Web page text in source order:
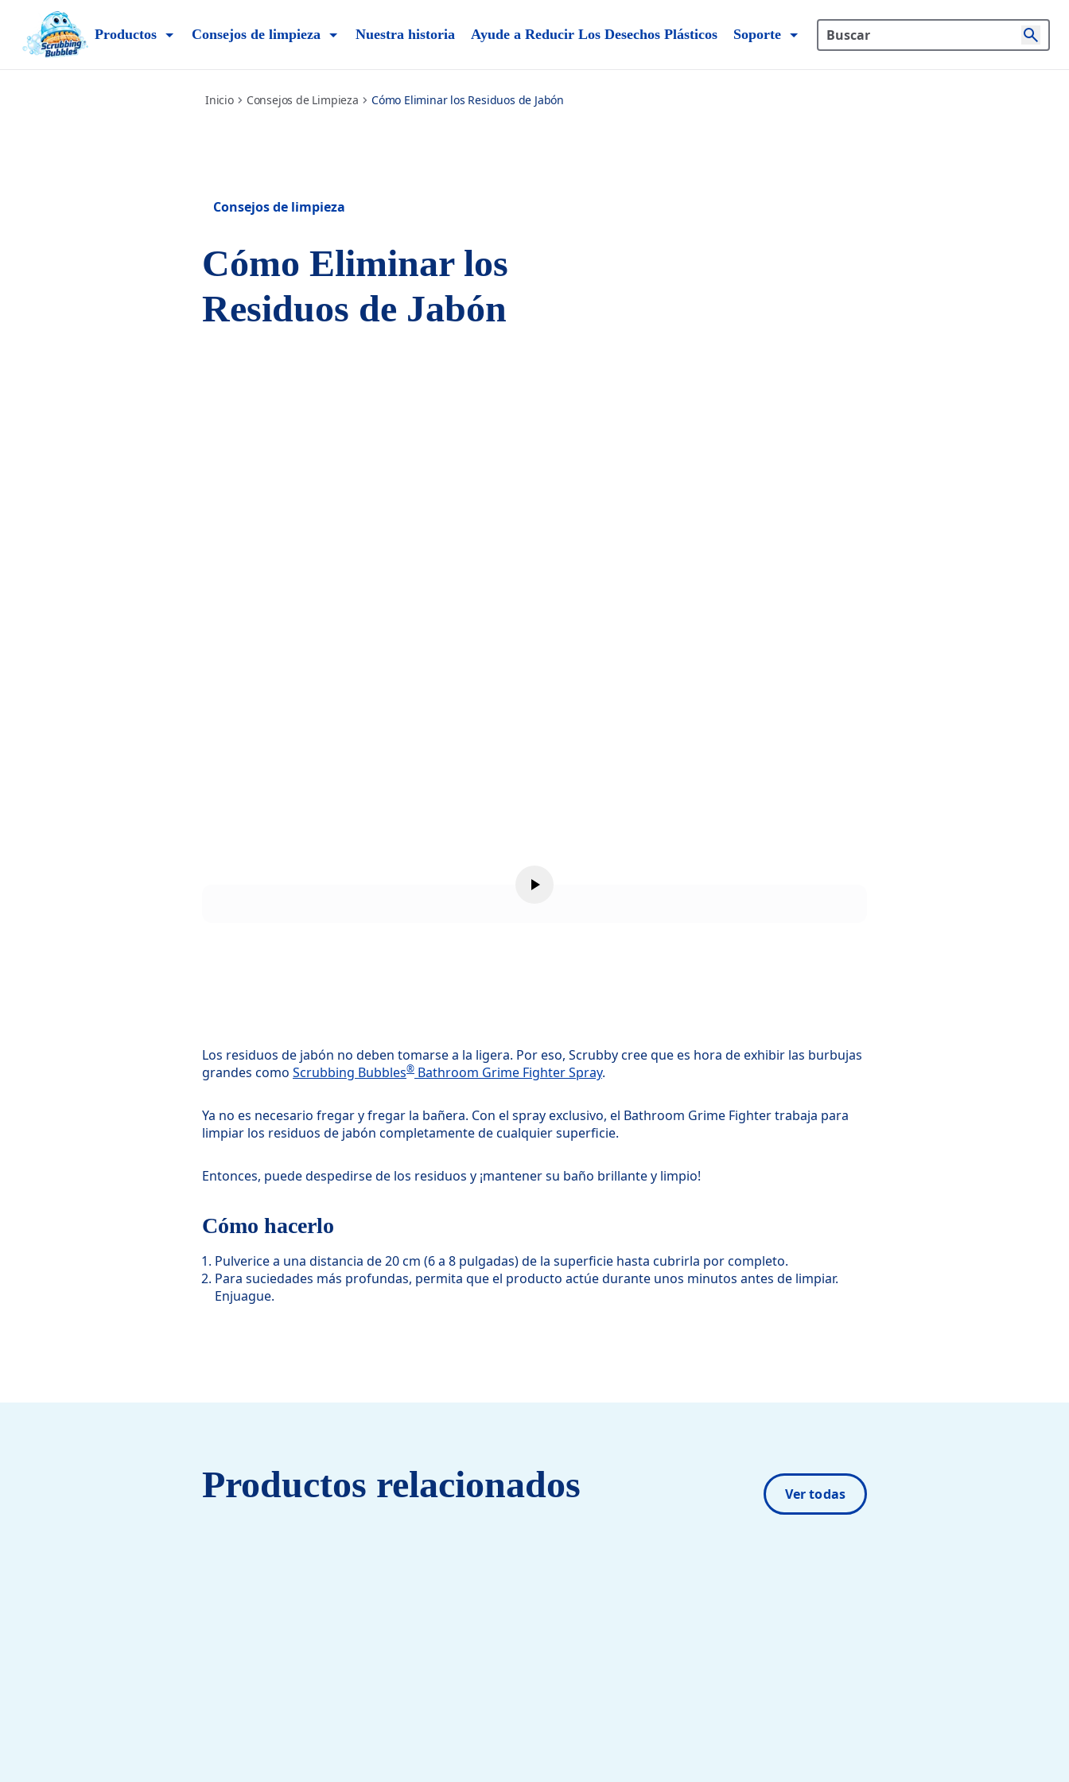
Productos Consejos de limpieza Nuestra historia Ayude a Reducir Los Desechos Plásticos Soporte
Inicio Consejos de Limpieza Cómo Eliminar los Residuos de Jabón
Consejos de limpieza
Cómo Eliminar los
Residuos de Jabón
Los residuos de jabón no deben tomarse a la ligera. Por eso, Scrubby cree que es hora de exhibir las burbujas
grandes como Scrubbing Bubbles® Bathroom Grime Fighter Spray.
Ya no es necesario fregar y fregar la bañera. Con el spray exclusivo, el Bathroom Grime Fighter trabaja para
limpiar los residuos de jabón completamente de cualquier superficie.
Entonces, puede despedirse de los residuos y ¡mantener su baño brillante y limpio!
Cómo hacerlo
Pulverice a una distancia de 20 cm (6 a 8 pulgadas) de la superficie hasta cubrirla por completo.
Para suciedades más profundas, permita que el producto actúe durante unos minutos antes de limpiar.
Enjuague.
Productos relacionados Ver todas